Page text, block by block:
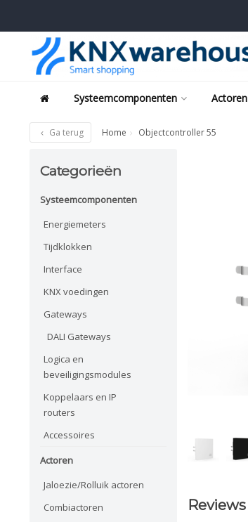
Systeemcomponenten Actoren
Ga terug Home Objectcontroller 55
Categorieën
Systeemcomponenten
Energiemeters
Tijdklokken
Interface
KNX voedingen
Gateways
DALI Gateways
Logica en
beveiligingsmodules
Koppelaars en IP
routers
Accessoires
Actoren
Jaloezie/Rolluik actoren
Combiactoren
Reviews